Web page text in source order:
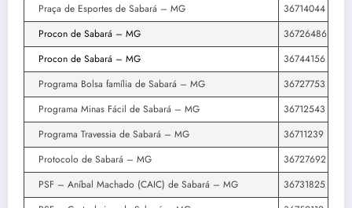
Praça de Esportes de Sabará – MG
36714044
Procon de Sabará – MG
36726486
Procon de Sabará – MG
36744156
Programa Bolsa família de Sabará – MG
36727753
Programa Minas Fácil de Sabará – MG
36712543
Programa Travessia de Sabará – MG
36711239
Protocolo de Sabará – MG
36727692
PSF – Aníbal Machado (CAIC) de Sabará – MG
36731825